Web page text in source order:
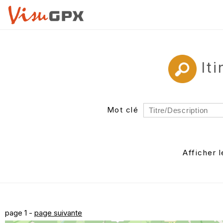
Mot clé
Auteur
Afficher
page 1 - page suivante